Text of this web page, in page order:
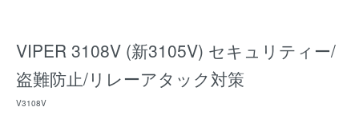
VIPER 3108V (新3105V) セキュリティー/
盗難防止/リレーアタック対策
V3108V